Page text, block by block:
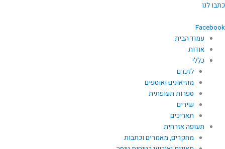
דילוג
כתבו לנו
Facebook
עמוד הבית
אודות
כללי
לזכרם
מוזיאונים ואוספים
ספרות תעופתית
שירים
תאריכים
תעופה אזרחית
מחקרים, מאמרים וכתבות